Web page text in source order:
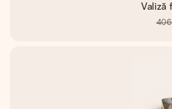
Valiză